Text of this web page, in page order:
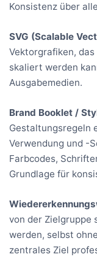
Konsistenz über
SVG (Scalable
Vektorgrafiken,
skaliert werden
Ausgabemedien.
Brand Booklet /
Gestaltungsregeln
Verwendung und -
Farbcodes,
Grundlage für
von der Zielgruppe
werden, selbst
zentrales Ziel